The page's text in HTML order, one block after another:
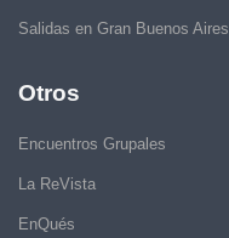
Salidas en Gran Buenos Aires
Otros
Encuentros Grupales
La ReVista
EnQués